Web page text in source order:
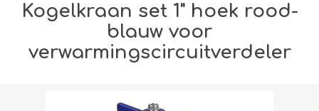
Kogelkraan set 1" hoek rood-
blauw voor
verwarmingscircuitverdeler